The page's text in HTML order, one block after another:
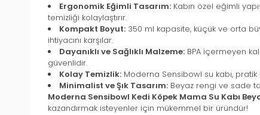
Ergonomik Eğimli Tasarım: Kabın özel eğimli
temizliği kolaylaştırır.
Kompakt Boyut: 350 ml kapasite, küçük ve orta
ihtiyacını karşılar.
Dayanıklı ve Sağlıklı Malzeme: BPA içermeyen
güvenlidir.
Kolay Temizlik: Moderna Sensibowl su kabı,
Minimalist ve Şık Tasarım: Beyaz rengi ve sade
Moderna Sensibowl Kedi Köpek Mama Su Kabı
kazandırmak isteyenler için mükemmel bir üründür!